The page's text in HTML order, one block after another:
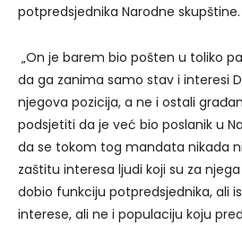
potpredsjednika Narodne skupštine.
„On je barem bio pošten u toliko
da ga zanima samo stav i interesi
njegova pozicija, a ne i ostali
podsjetiti da je već bio poslanik u
da se tokom tog mandata nikada
zaštitu interesa ljudi koji su za
dobio funkciju potpredsjednika, ali
interese, ali ne i populaciju koju